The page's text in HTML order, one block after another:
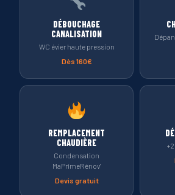
DÉBOUCHAGE
CANALISATION
WC évier haute pression
Dès 160€
REMPLACEMENT
CHAUDIÈRE
Condensation
MaPrimeRénov'
Devis gratuit